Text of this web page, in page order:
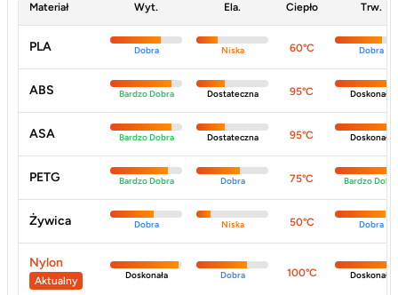
Materiał Wyt. Ela. Ciepło Trw.
PLA Dobra Niska 60°C Dobra
ABS Bardzo Dobra Dostateczna 95°C Doskonała
ASA Bardzo Dobra Dostateczna 95°C Doskonała
PETG Bardzo Dobra Dobra 75°C Bardzo Dobra
Żywica Dobra Niska 50°C Dobra
Nylon
Aktualny Doskonała Dobra 100°C Doskonała